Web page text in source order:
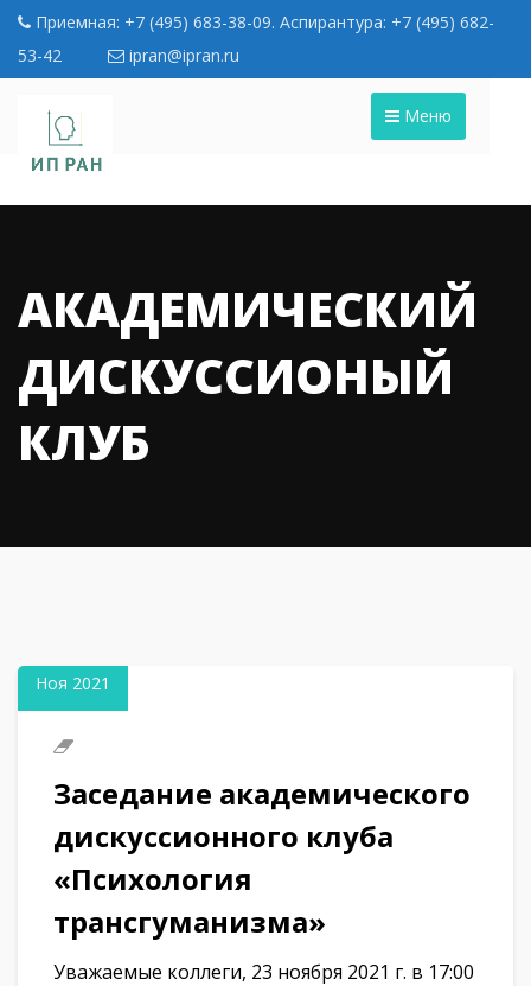
Приемная: +7 (495) 683-38-09. Аспирантура: +7 (495) 682-
53-42
ipran@ipran.ru
Меню
АКАДЕМИЧЕСКИЙ
ДИСКУССИОНЫЙ
КЛУБ
Ноя 2021
Заседание академического
дискуссионного клуба
«Психология
трансгуманизма»
Уважаемые коллеги, 23 ноября 2021 г. в 17:00